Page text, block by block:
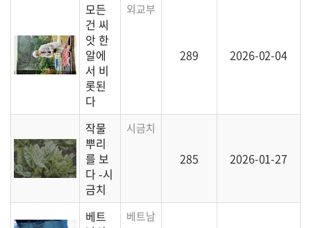
모든
건 씨
앗 한
알에
서 비
롯된
다
외교부에서 간행하는 잡지에 소개된 씨드
289 2026-02-04
작물
뿌리
를 보
다 -시
금치
시금치의 뿌리에 대해 알아봅시다
285 2026-01-27
베트
베트남의 농민은 박쥐를 이용해 생태적으